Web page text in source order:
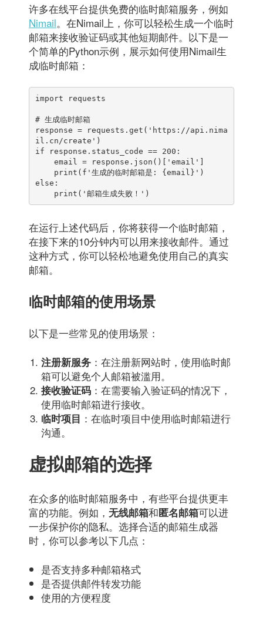
许多在线平台提供免费的临时邮箱服务，例如
Nimail。在Nimail上，你可以轻松生成一个临时
邮箱来接收验证码或其他短期邮件。以下是一
个简单的Python示例，展示如何使用Nimail生
成临时邮箱：
import requests
# 生成临时邮箱
response = requests.get('https://api.nima
il.cn/create')
if response.status_code == 200:
else:
    print('邮箱生成失败！')
在运行上述代码后，你将获得一个临时邮箱，
在接下来的10分钟内可以用来接收邮件。通过
这种方式，你可以轻松地避免使用自己的真实
邮箱。
临时邮箱的使用场景
以下是一些常见的使用场景：
注册新服务 ：在注册新网站时，使用临时邮
箱可以避免个人邮箱被滥用。
接收验证码 ：在需要输入验证码的情况下，
使用临时邮箱进行接收。
临时项目 ：在临时项目中使用临时邮箱进行
沟通。
虚拟邮箱的选择
在众多的临时邮箱服务中，有些平台提供更丰
富的功能。例如， 无线邮箱和匿名邮箱可以进
一步保护你的隐私。选择合适的邮箱生成器
时，你可以参考以下几点：
是否支持多种邮箱格式
是否提供邮件转发功能
使用的方便程度